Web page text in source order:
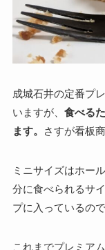
成城石井の定番プ
いますが、 食べる
ます。
さすが看板
ミニサイズはホー
分に食べられるサ
プに入っているの
これまでプレミア